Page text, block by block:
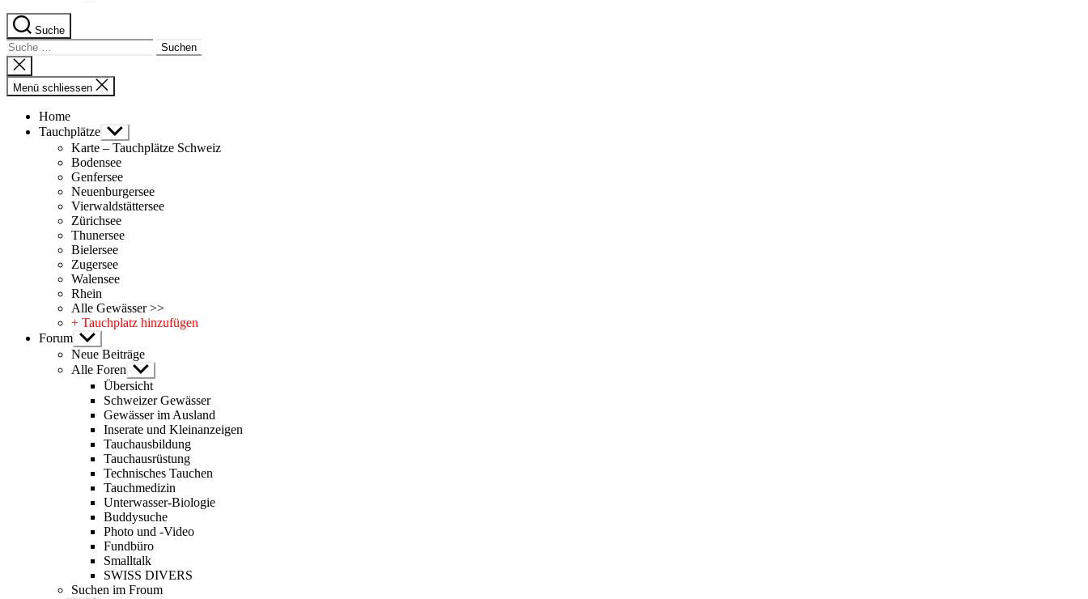
Suche
Suche
nach:
Suche
schliessen
Menü schliessen
Home
Tauchplätze Untermenü
anzeigen
Karte – Tauchplätze Schweiz
Bodensee
Genfersee
Neuenburgersee
Vierwaldstättersee
Zürichsee
Thunersee
Bielersee
Zugersee
Walensee
Rhein
Alle Gewässer >>
+ Tauchplatz hinzufügen
Forum Untermenü
anzeigen
Neue Beiträge
Alle Foren Untermenü
anzeigen
Übersicht
Schweizer Gewässer
Gewässer im Ausland
Inserate und Kleinanzeigen
Tauchausbildung
Tauchausrüstung
Technisches Tauchen
Tauchmedizin
Unterwasser-Biologie
Buddysuche
Photo und -Video
Fundbüro
Smalltalk
SWISS DIVERS
Suchen im Froum